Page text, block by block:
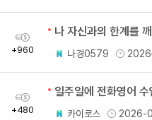
획
득
+960
나 자신과의 한계를
나경0579
획
득
+480
일주일에 전화영어
카이로스 2026-